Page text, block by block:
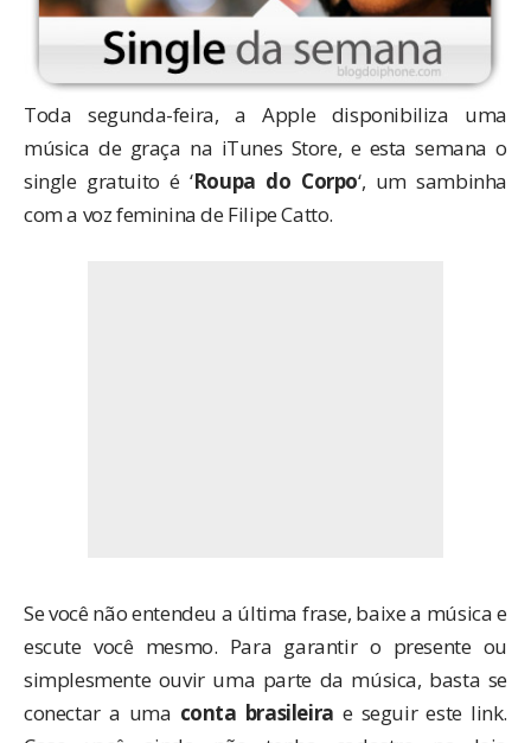
Toda segunda-feira, a Apple disponibiliza uma
música de graça na iTunes Store, e esta semana o
single gratuito é ‘Roupa do Corpo‘, um sambinha
com a voz feminina de Filipe Catto.
Se você não entendeu a última frase, baixe a música e
escute você mesmo. Para garantir o presente ou
simplesmente ouvir uma parte da música, basta se
conectar a uma conta brasileira e seguireste link.